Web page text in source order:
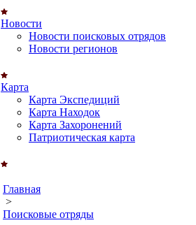
Новости
Новости поисковых отрядов
Новости регионов
Карта
Карта Экспедиций
Карта Находок
Карта Захоронений
Патриотическая карта
Главная
>
Поисковые отряды